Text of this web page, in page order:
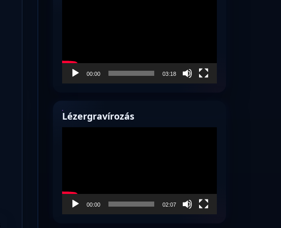
00:00 03:18
Lézergravírozás
00:00 02:07